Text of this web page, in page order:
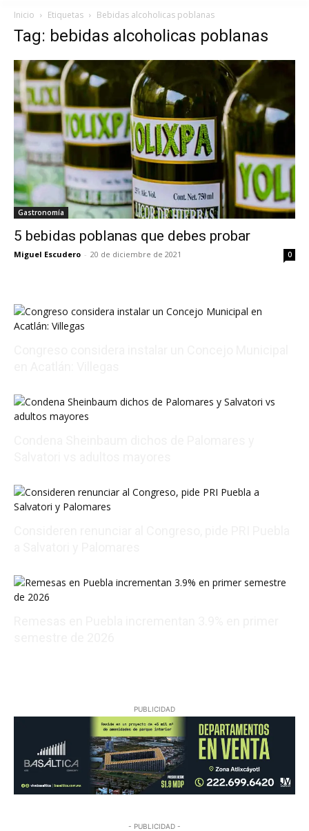
Inicio Etiquetas Bebidas alcoholicas poblanas
Tag: bebidas alcoholicas poblanas
Gastronomía
5 bebidas poblanas que debes probar
Miguel Escudero - 20 de diciembre de 2021 0
PUBLICIDAD
- PUBLICIDAD -